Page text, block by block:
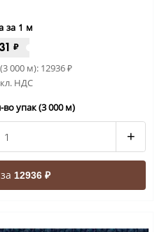
за 1 м
₽
000 м): 12936₽
НДС
упак (3 000 м)
+
12936 ₽